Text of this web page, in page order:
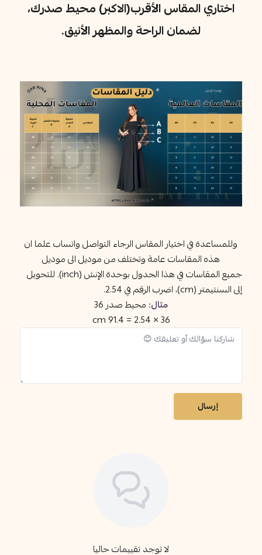
اختاري المقاس الأقرب(الاكبر) محيط صدرك،
لضمان الراحة والمظهر الأنيق.
وللمساعدة في اختيار المقاس الرجاء التواصل واتساب علما ان
هذه المقاسات عامة وتختلف من موديل الى موديل
جميع المقاسات في هذا الجدول بوحدة الإنش (inch). للتحويل
إلى السنتيمتر (cm)، اضرب الرقم في 2.54.
مثال: محيط صدر 36
36 × 2.54 = 91.4 cm
إرسال
لا توجد تقييمات حاليا